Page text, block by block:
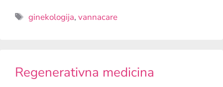
ginekologija,vannacare
Regenerativna medicina